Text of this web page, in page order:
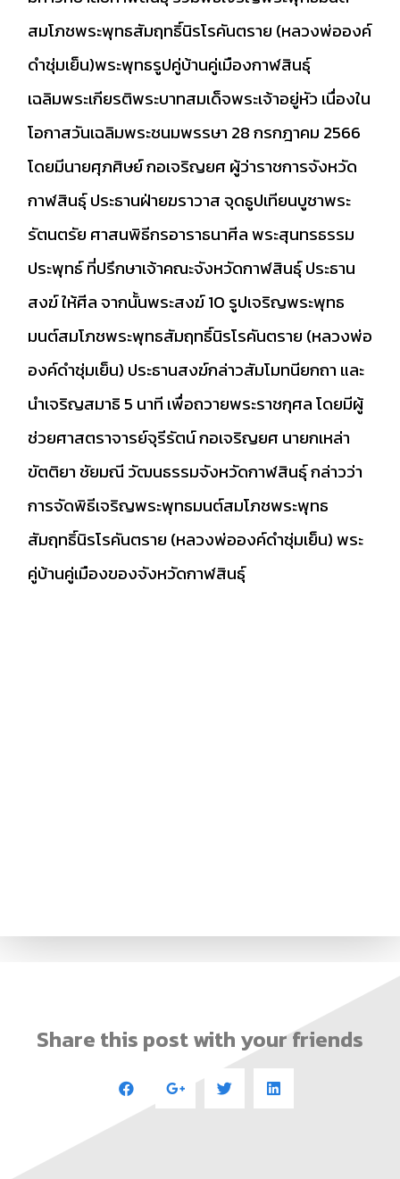
สมโภชพระพุทธสัมฤทธิ์นิรโรคันตราย (หลวงพ่อองค์
ดำชุ่มเย็น)พระพุทธรูปคู่บ้านคู่เมืองกาฬสินธุ์
เฉลิมพระเกียรติพระบาทสมเด็จพระเจ้าอยู่หัว เนื่องใน
โอกาสวันเฉลิมพระชนมพรรษา 28 กรกฎาคม 2566​
โดยมีนายศุภศิษย์ กอเจริญยศ ผู้ว่าราชการจังหวัด
กาฬสินธุ์ ประธานฝ่ายฆราวาส จุดธูปเทียนบูชาพระ
รัตนตรัย ศาสนพิธีกรอาราธนาศีล พระสุนทรธรรม
ประพุทธ์ ที่ปรึกษาเจ้าคณะจังหวัดกาฬสินธุ์ ประธาน
สงฆ์ ให้ศีล จากนั้นพระสงฆ์ 10 รูปเจริญพระพุทธ
มนต์สมโภชพระพุทธสัมฤทธิ์นิรโรคันตราย (หลวงพ่อ
องค์ดำชุ่มเย็น) ประธานสงฆ์กล่าวสัมโมทนียกถา และ
นำเจริญสมาธิ 5 นาที เพื่อถวายพระราชกุศล โดยมีผู้
ช่วยศาสตราจารย์จุรีรัตน์ กอเจริญยศ นายกเหล่า
ขัตติยา ชัยมณี วัฒนธรรมจังหวัดกาฬสินธุ์ กล่าวว่า
การจัดพิธีเจริญพระพุทธมนต์สมโภชพระพุทธ
สัมฤทธิ์นิรโรคันตราย (หลวงพ่อองค์ดำชุ่มเย็น) พระ
คู่บ้านคู่เมืองของจังหวัดกาฬสินธุ์
Share this post with your friends